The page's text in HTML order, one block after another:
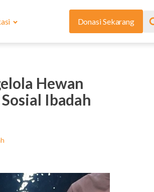
Donasi Sekarang
Hewan
Ibadah